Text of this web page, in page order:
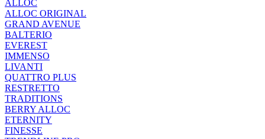
ALLOC
ALLOC ORIGINAL
GRAND AVENUE
BALTERIO
EVEREST
IMMENSO
LIVANTI
QUATTRO PLUS
RESTRETTO
TRADITIONS
BERRY ALLOC
ETERNITY
FINESSE